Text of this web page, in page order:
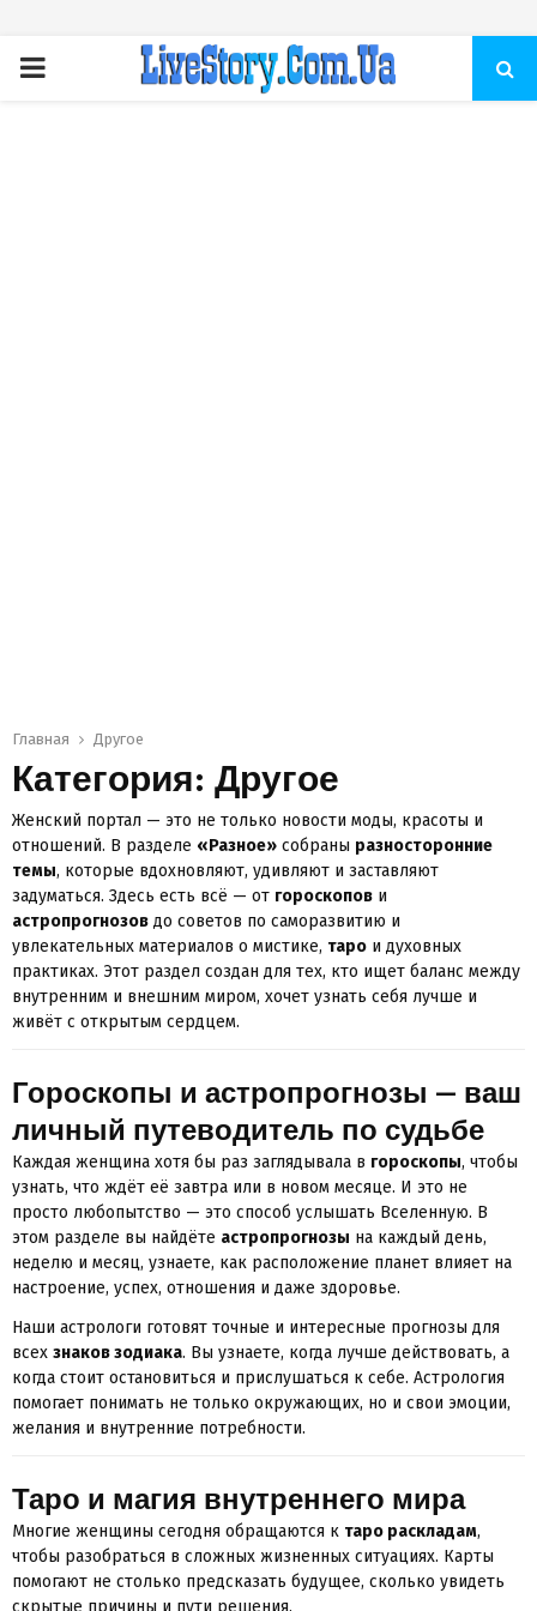
ПЕРВИЧНОЕ
Главная Другое
Категория: Другое
Женский портал — это не только новости моды, красоты и
отношений. В разделе «Разное» собраны разносторонние
темы, которые вдохновляют, удивляют и заставляют
задуматься. Здесь есть всё — от гороскопов и
астропрогнозов до советов по саморазвитию и
увлекательных материалов о мистике, таро и духовных
практиках. Этот раздел создан для тех, кто ищет баланс между
внутренним и внешним миром, хочет узнать себя лучше и
живёт с открытым сердцем.
Гороскопы и астропрогнозы — ваш
личный путеводитель по судьбе
Каждая женщина хотя бы раз заглядывала в гороскопы, чтобы
узнать, что ждёт её завтра или в новом месяце. И это не
просто любопытство — это способ услышать Вселенную. В
этом разделе вы найдёте астропрогнозы на каждый день,
неделю и месяц, узнаете, как расположение планет влияет на
настроение, успех, отношения и даже здоровье.
Наши астрологи готовят точные и интересные прогнозы для
всех знаков зодиака. Вы узнаете, когда лучше действовать, а
когда стоит остановиться и прислушаться к себе. Астрология
помогает понимать не только окружающих, но и свои эмоции,
желания и внутренние потребности.
Таро и магия внутреннего мира
Многие женщины сегодня обращаются к таро раскладам,
чтобы разобраться в сложных жизненных ситуациях. Карты
помогают не столько предсказать будущее, сколько увидеть
скрытые причины и пути решения.